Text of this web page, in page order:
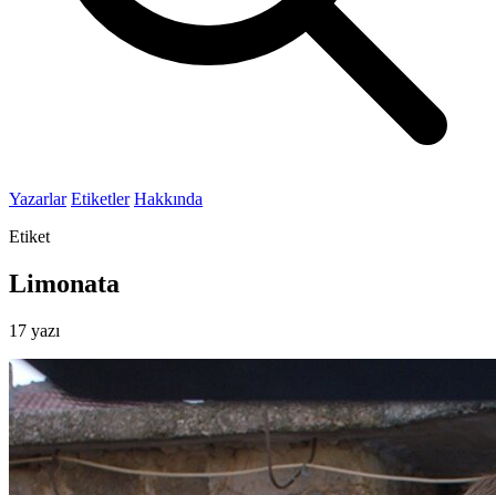
Yazarlar Etiketler Hakkında
Etiket
Limonata
17 yazı